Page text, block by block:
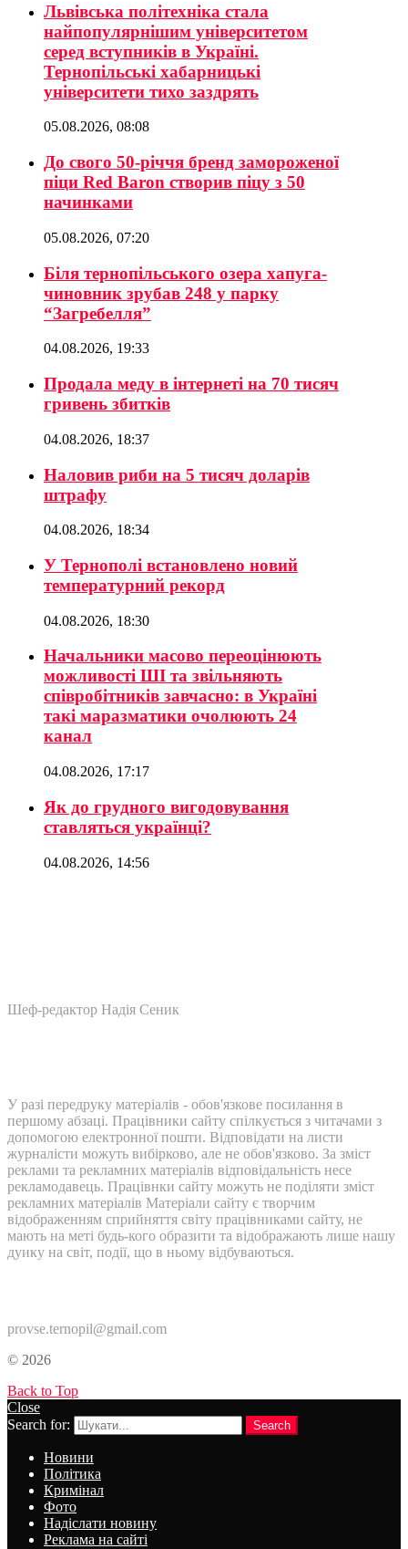
Львівська політехніка стала
найпопулярнішим університетом
серед вступників в Україні.
Тернопільські хабарницькі
університети тихо заздрять
05.08.2026, 08:08
До свого 50-річчя бренд замороженої
піци Red Baron створив піцу з 50
начинками
05.08.2026, 07:20
Біля тернопільського озера хапуга-
чиновник зрубав 248 у парку
“Загребелля”
04.08.2026, 19:33
Продала меду в інтернеті на 70 тисяч
гривень збитків
04.08.2026, 18:37
Наловив риби на 5 тисяч доларів
штрафу
04.08.2026, 18:34
У Тернополі встановлено новий
температурний рекорд
04.08.2026, 18:30
Начальники масово переоцінюють
можливості ШІ та звільняють
співробітників завчасно: в Україні
такі маразматики очолюють 24
канал
04.08.2026, 17:17
Як до грудного вигодовування
ставляться українці?
04.08.2026, 14:56
Шеф-редактор Надія Сеник
У разі передруку матеріалів - обов'язкове посилання в
першому абзаці. Працівники сайту спілкується з читачами з
допомогою електронної пошти. Відповідати на листи
журналісти можуть вибірково, але не обов'язково. За зміст
реклами та рекламних матеріалів відповідальність несе
рекламодавець. Працівнки сайту можуть не поділяти зміст
рекламних матеріалів Матеріали сайту є творчим
відображенням сприйняття світу працівниками сайту, не
мають на меті будь-кого образити та відображають лише нашу
дуику на світ, події, що в ньому відбуваються.
provse.ternopil@gmail.com
© 2026
Back to Top
Close
Search for:
Search
Новини
Політика
Кримінал
Фото
Надіслати новину
Реклама на сайті